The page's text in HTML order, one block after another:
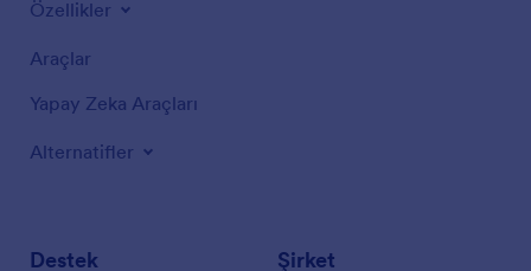
Özellikler
Araçlar
Yapay Zeka Araçları
Alternatifler
Destek Şirket